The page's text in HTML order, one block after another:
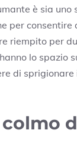
è sia uno
per consentire
riempito per
lo spazio
di